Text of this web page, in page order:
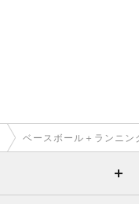
ベースボール＋ランニ